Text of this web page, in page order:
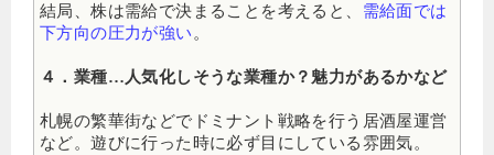
結局、株は需給で決まることを考えると、 需給面では
下方向の圧力が強い 。
４．業種…人気化しそうな業種か？魅力があるかなど
札幌の繁華街などでドミナント戦略を行う居酒屋運営
など。遊びに行った時に必ず目にしている雰囲気。